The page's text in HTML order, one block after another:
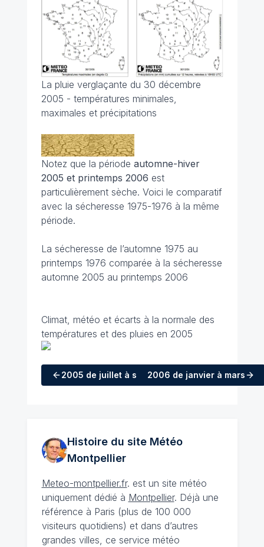
La pluie verglaçante du 30 décembre
2005 - températures minimales,
maximales et précipitations
Notez que la période automne-hiver
2005 et printemps 2006 est
particulièrement sèche. Voici le comparatif
avec la sécheresse 1975-1976 à la même
période.
La sécheresse de l’automne 1975 au
printemps 1976 comparée à la sécheresse
automne 2005 au printemps 2006
Climat, météo et écarts à la normale des
températures et des pluies en 2005
2005 de juillet à septembre
2006 de janvier à mars
Histoire du site Météo
Montpellier
Meteo-montpellier.fr. est un site météo
uniquement dédié à Montpellier. Déjà une
référence à Paris (plus de 100 000
visiteurs quotidiens) et dans d’autres
grandes villes, ce service météo